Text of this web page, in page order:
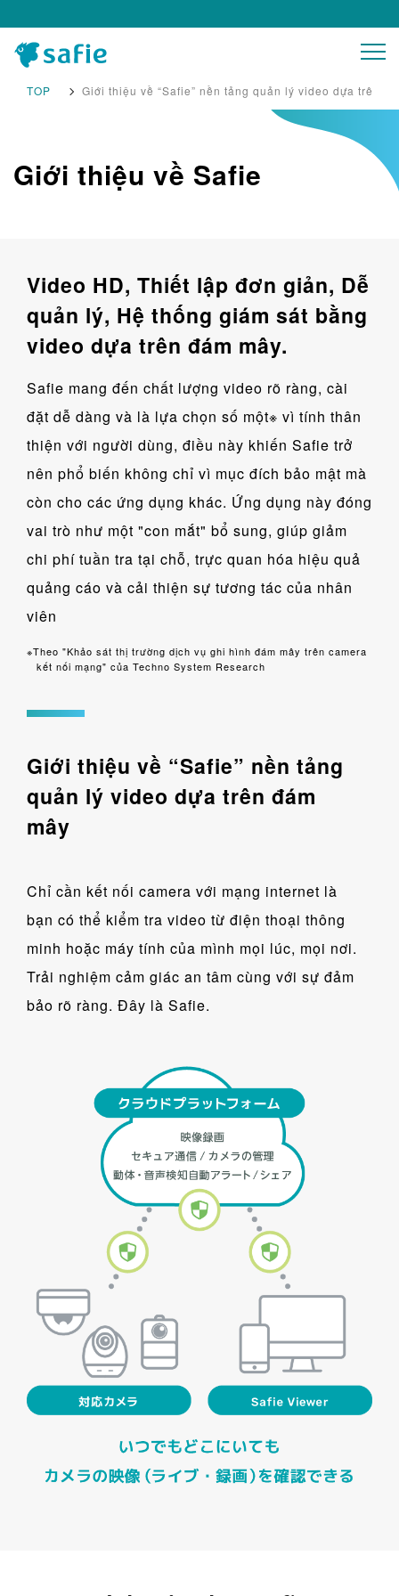
Support
Contact
TOP Giới thiệu về “Safie” nền tảng quản lý video dựa trên
Giới thiệu về Safie
Video HD, Thiết lập đơn giản, Dễ
quản lý, Hệ thống giám sát bằng
video dựa trên đám mây.
Safie mang đến chất lượng video rõ ràng, cài
đặt dễ dàng và là lựa chọn số một※ vì tính thân
thiện với người dùng, điều này khiến Safie trở
nên phổ biến không chỉ vì mục đích bảo mật mà
còn cho các ứng dụng khác. Ứng dụng này đóng
vai trò như một "con mắt" bổ sung, giúp giảm
chi phí tuần tra tại chỗ, trực quan hóa hiệu quả
quảng cáo và cải thiện sự tương tác của nhân
viên
Theo "Khảo sát thị trường dịch vụ ghi hình đám mây trên camera
kết nối mạng" của Techno System Research
Giới thiệu về “Safie” nền tảng
quản lý video dựa trên đám
mây
Chỉ cần kết nối camera với mạng internet là
bạn có thể kiểm tra video từ điện thoại thông
minh hoặc máy tính của mình mọi lúc, mọi nơi.
Trải nghiệm cảm giác an tâm cùng với sự đảm
bảo rõ ràng. Đây là Safie.